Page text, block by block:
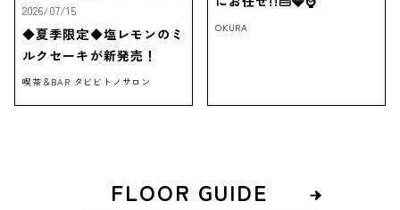
2026/07/15
◆夏季限定◆塩レモンのミ
ルクセーキが新発売！
喫茶＆BAR タビビトノサロン
OKURA
FLOOR GUIDE